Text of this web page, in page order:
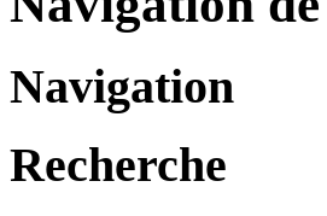
Navigation
Recherche